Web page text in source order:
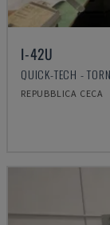
I-42U
QUICK-TECH -
REPUBBLICA CECA